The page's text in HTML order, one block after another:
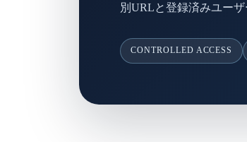
別URLと登録済みユー
CONTROLLED ACCESS